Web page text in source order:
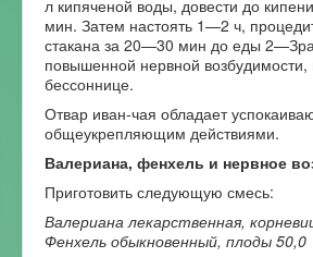
л кипяченой воды, довести до
мин. Затем настоять 1—2 ч,
стакана за 20—30 мин до еды
повышенной нервной возбудимости,
бессоннице.
Отвар иван-чая обладает
общеукрепляющим действиями.
Валериана, фенхель и нервное
Приготовить следующую смесь:
Валериана лекарственная,
Фенхель обыкновенный, плоды 50,0